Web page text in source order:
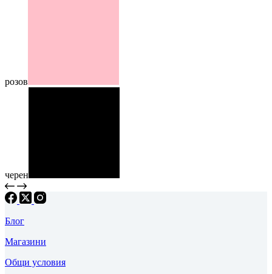
розов
черен
Блог
Магазини
Общи условия